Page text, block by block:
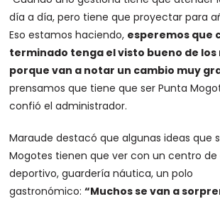
día a día, pero tiene que proyectar para
Eso estamos haciendo, esperemos que
terminado tenga el visto bueno de
porque van a notar un cambio muy
prensamos que tiene que ser Punta
confió el administrador.
Maraude destacó que algunas ideas que
Mogotes tienen que ver con un centro
deportivo, guardería náutica, un polo
gastronómico:“Muchos se van a